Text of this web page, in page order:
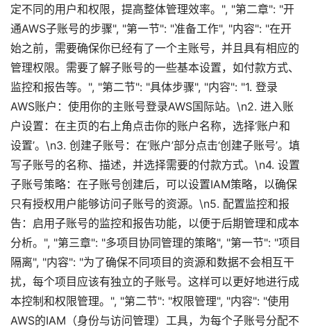
定不同的用户和权限，提高整体管理效率。", "第二章": "开
通AWS子账号的步骤", "第一节": "准备工作", "内容": "在开
始之前，需要确保你已经有了一个主账号，并且具有相应的
管理权限。需要了解子账号的一些基本设置，如付款方式、
监控和报告等。", "第二节": "具体步骤", "内容": "1. 登录
AWS账户：使用你的主账号登录AWS国际站。\n2. 进入账
户设置：在主页的右上角点击你的账户名称，选择‘账户和
设置’。\n3. 创建子账号：在‘账户’部分点击‘创建子账号’。填
写子账号的名称、描述，并选择需要的付款方式。\n4. 设置
子账号策略：在子账号创建后，可以设置IAM策略，以确保
只有授权用户能够访问子账号的资源。\n5. 配置监控和报
告：启用子账号的监控和报告功能，以便于后期管理和成本
分析。", "第三章": "多项目协同管理的策略", "第一节": "项目
隔离", "内容": "为了确保不同项目的资源和数据不会相互干
扰，每个项目应该有独立的子账号。这样可以更好地进行成
本控制和权限管理。", "第二节": "权限管理", "内容": "使用
AWS的IAM（身份与访问管理）工具，为每个子账号分配不